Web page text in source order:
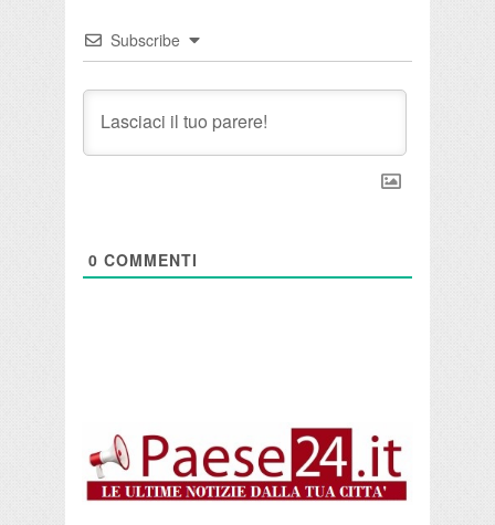
Subscribe
0 COMMENTI